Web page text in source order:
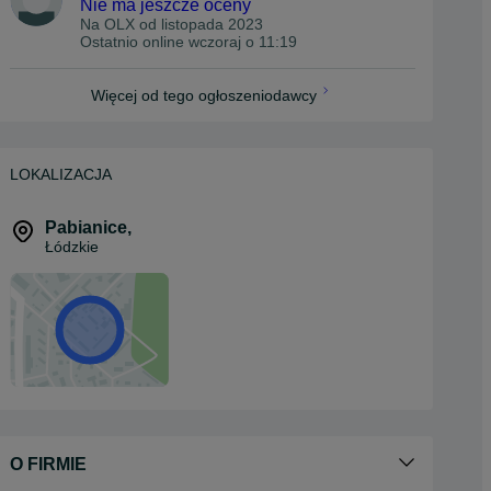
Nie ma jeszcze oceny
Na OLX od listopada 2023
Ostatnio online wczoraj o 11:19
Więcej od tego ogłoszeniodawcy
LOKALIZACJA
Pabianice,
Łódzkie
O FIRMIE